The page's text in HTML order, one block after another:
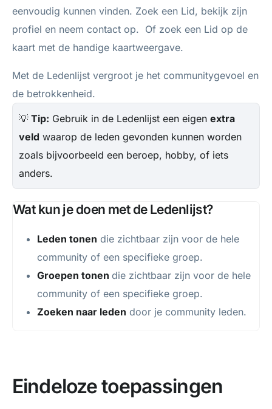
eenvoudig kunnen vinden. Zoek een Lid, bekijk zijn
profiel en neem contact op. Of zoek een Lid op de
kaart met de handige kaartweergave.
Met de Ledenlijst vergroot je het communitygevoel en
de betrokkenheid.
💡 Tip: Gebruik in de Ledenlijst een eigen extra
veld waarop de leden gevonden kunnen worden
zoals bijvoorbeeld een beroep, hobby, of iets
anders.
Wat kun je doen met de Ledenlijst?
Leden tonen die zichtbaar zijn voor de hele
community of een specifieke groep.
Groepen tonen die zichtbaar zijn voor de hele
community of een specifieke groep.
Zoeken naar leden door je community leden.
Eindeloze toepassingen